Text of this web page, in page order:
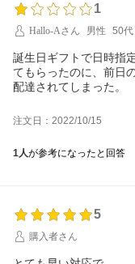
1
Hallo-Aさん
男性 50代
誕生日ギフトで日時指
てもらったのに、前日
配達されてしまった。
注文日：2022/10/15
1人が参考になったと回答
5
購入者さん